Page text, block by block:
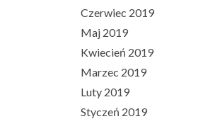
Czerwiec 2019
Maj 2019
Kwiecień 2019
Marzec 2019
Luty 2019
Styczeń 2019